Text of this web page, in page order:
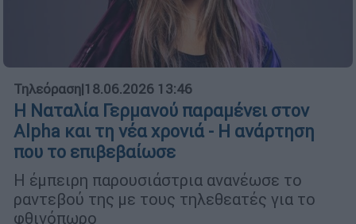
Τηλεόραση|18.06.2026 13:46
Η Ναταλία Γερμανού παραμένει στον
Alpha και τη νέα χρονιά - Η ανάρτηση
που το επιβεβαίωσε
Η έμπειρη παρουσιάστρια ανανέωσε το
ραντεβού της με τους τηλεθεατές για το
φθινόπωρο